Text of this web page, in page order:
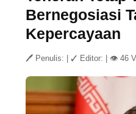
Bernegosiasi
Kepercayaan
🖊 Penulis: ✓ Editor: 👁 46